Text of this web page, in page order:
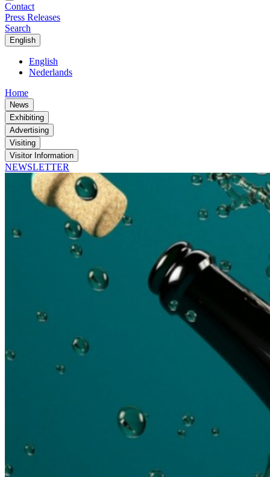
Contact
Press Releases
Search
English
English
Nederlands
Home
News
Exhibiting
Advertising
Visiting
Visitor Information
NEWSLETTER